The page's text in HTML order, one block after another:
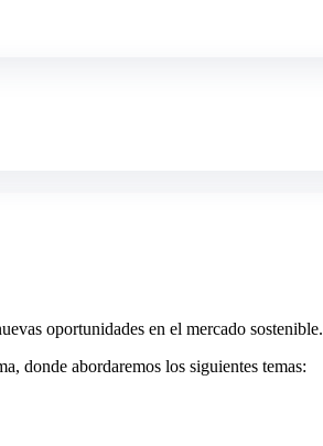
oportunidades en el mercado sostenible.
donde abordaremos los siguientes temas: